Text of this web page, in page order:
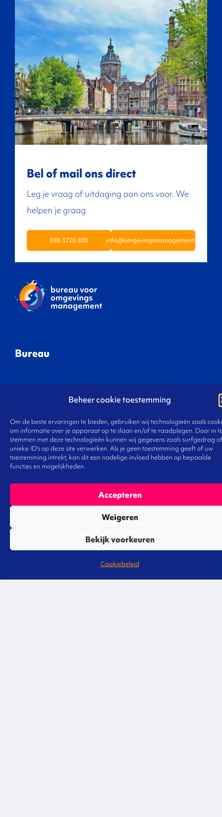
Beheer cookie toestemming
Om de beste ervaringen te bieden, gebruiken wij technologieën zoals
om informatie over je apparaat op te slaan en/of te raadplegen. Door in
stemmen met deze technologieën kunnen wij gegevens zoals surfgedrag of
unieke ID's op deze site verwerken. Als je geen toestemming geeft of uw
toestemming intrekt, kan dit een nadelige invloed hebben op bepaalde
functies en mogelijkheden.
Accepteren
Weigeren
Bekijk voorkeuren
Cookiebeleid
Bel of mail ons direct
Leg je vraag of uitdaging aan ons voor. We
helpen je graag.
088 3220 600 info@omgevingsmanagement.nl
Bureau
Waar we aan werken
Ons team
Werken bij
Contact
De Norm
Bureau voor omgevingsmanagement voldoet aan